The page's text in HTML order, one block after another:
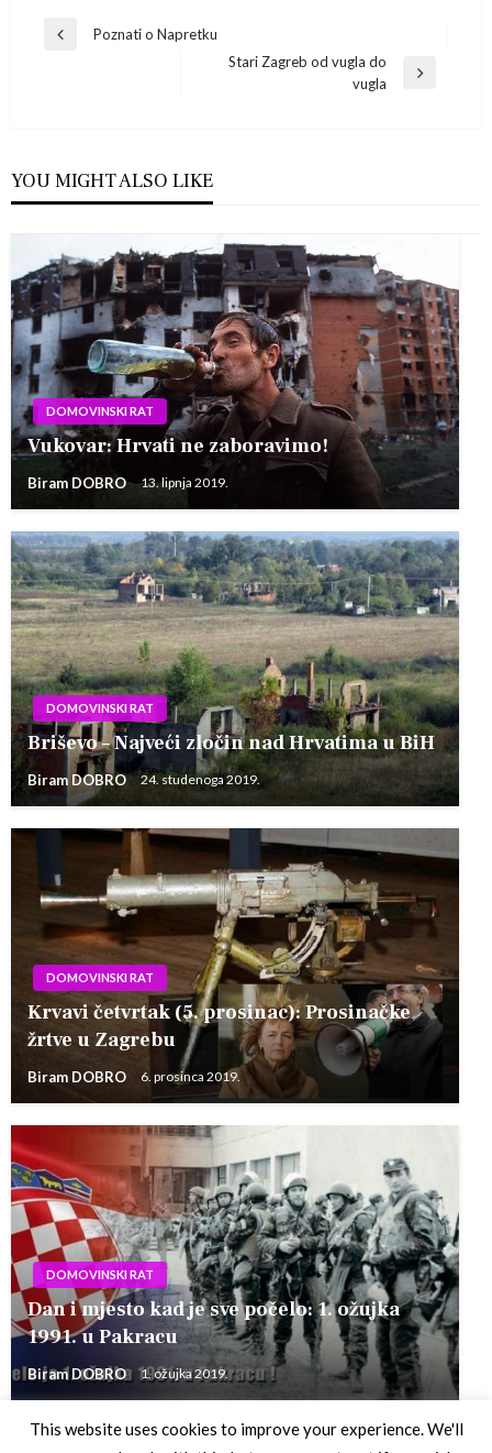
Navigacija
Previous
Poznati o Napretku
Stari Zagreb od vugla do
vugla
YOU MIGHT ALSO LIKE
DOMOVINSKI RAT
Vukovar: Hrvati ne zaboravimo!
Biram DOBRO 13. lipnja 2019.
DOMOVINSKI RAT
Briševo – Najveći zločin nad Hrvatima u BiH
Biram DOBRO 24. studenoga 2019.
DOMOVINSKI RAT
Krvavi četvrtak (5. prosinac): Prosinačke
žrtve u Zagrebu
Biram DOBRO 6. prosinca 2019.
DOMOVINSKI RAT
Dan i mjesto kad je sve počelo: 1. ožujka
1991. u Pakracu
Biram DOBRO 1. ožujka 2019.
This website uses cookies to improve your experience. We'll